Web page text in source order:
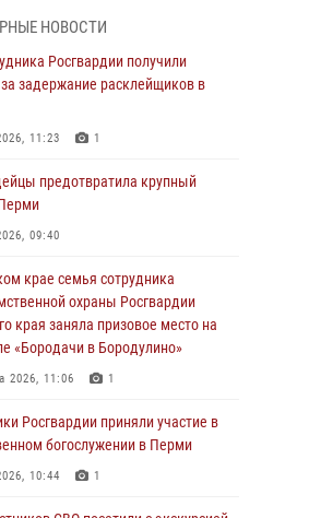
спас тонущую женщину в
крае
05:19
богослужении в Перми
10:44
участников преступной
Пермском крае
06:15
СОБР «Стрелец» провели встречу
08:45 2
НОВОСТИ
Росгвардии получили
задержание расклейщиков в
11:23 1
предотвратила крупный
09:40
крае семья сотрудника
охраны Росгвардии
края заняла призовое место на
«Бородачи в Бородулино»
2026, 11:06 1
Росгвардии приняли участие в
богослужении в Перми
10:44 1